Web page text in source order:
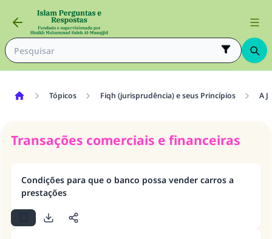
Tópicos Fiqh (jurisprudência) e seus Princípios A
Transações comerciais e financeiras
Condições para que o banco possa vender carros a
prestações